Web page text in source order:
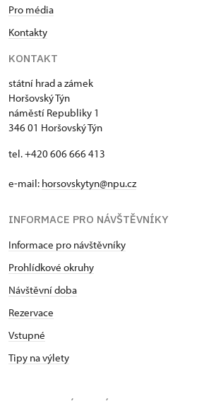
Pro média
Kontakty
KONTAKT
státní hrad a zámek
Horšovský Týn
náměstí Republiky 1
346 01 Horšovský Týn
tel. +420 606 666 413
e-mail: horsovskytyn@npu.cz
INFORMACE PRO NÁVŠTĚVNÍKY
Informace pro návštěvníky
Prohlídkové okruhy
Návštěvní doba
Rezervace
Vstupné
Tipy na výlety